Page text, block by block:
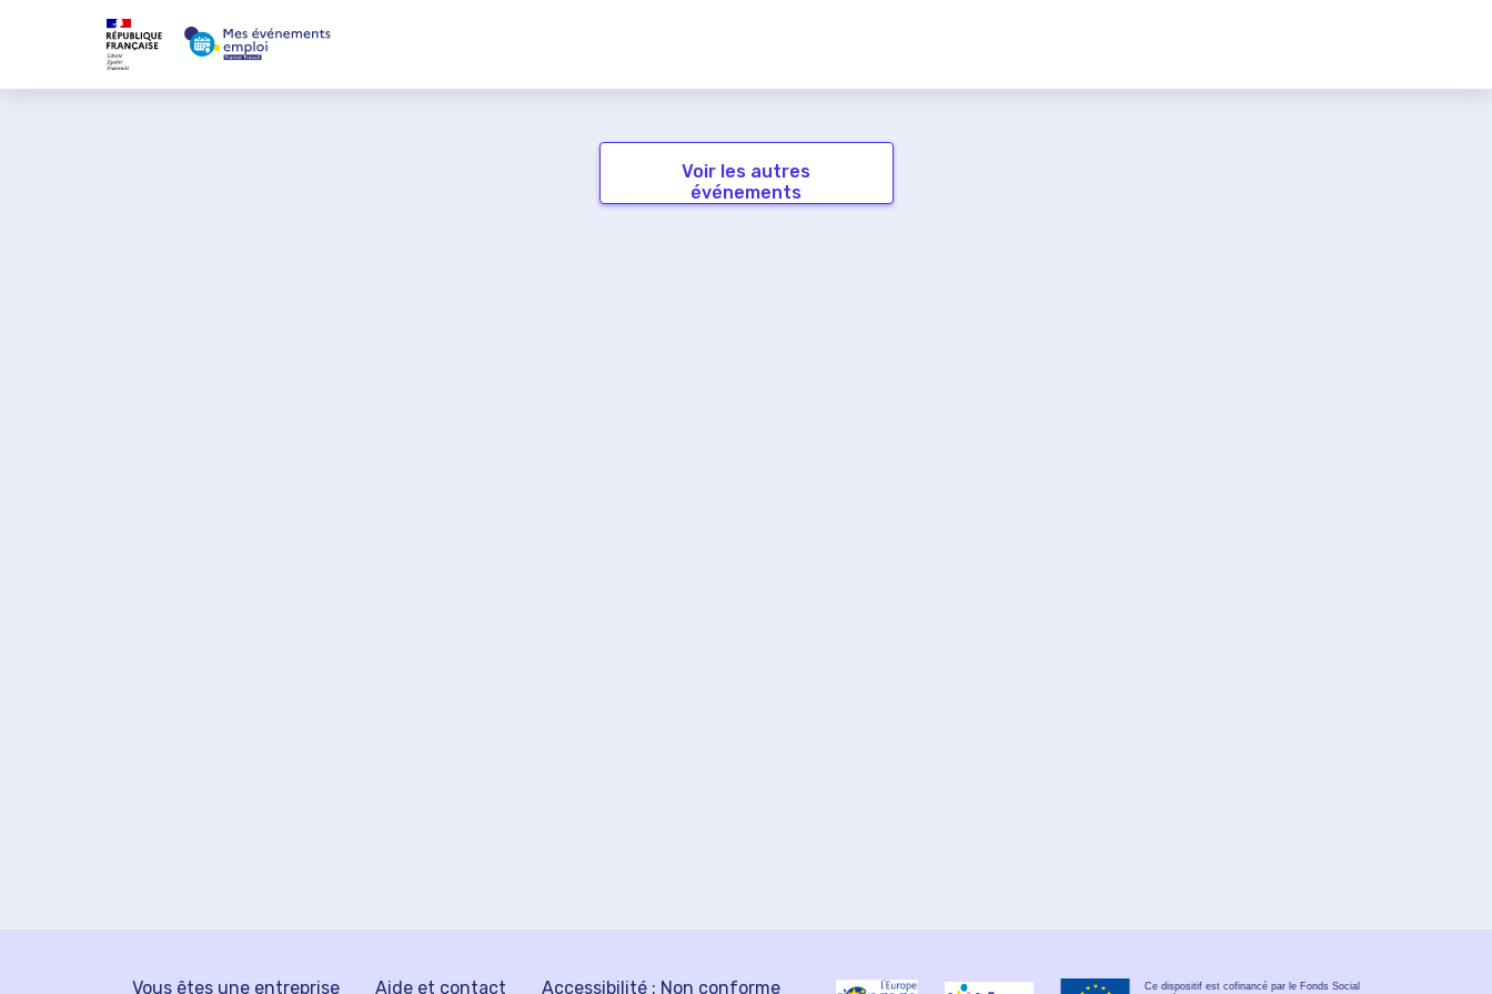
Voir les autres
événements
Vous êtes une entreprise Aide et contact Accessibilité : Non conforme
Ce dispositif est cofinancé par le Fonds Social